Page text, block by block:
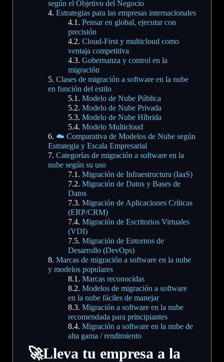
según el Objetivo del Negocio
Estrategias para las empresas internacionales
Pensar en global, ejecutar con
precisión
Cloud-First y multicloud como
ventaja competitiva
Gobernanza y control en la
migración
Clases de migración a software en la nube
en función del estilo
Modelo de Nube Pública
Modelo de Nube Privada
Modelo de Nube Híbrida
Modelo Multicloud
☁️ Comparativa de Modelos de Nube según
Estrategia y Escala Empresarial
Categorías de migración a software en la
nube según su uso
Migración de Infraestructura (IaaS)
Migración de Datos y Bases de
Datos
Migración de Aplicaciones Críticas
(ERP/CRM)
Migración de Escritorios Virtuales
(VDI)
Migración de Entornos de
Desarrollo (DevOps)
Marcas de migración a software en la nube
y modelos populares
Marcas reconocidas
Modelos de migración a software
en la nube fáciles de manejar
Migración a software en la nube
recomendada para principiantes
Migración a software en la nube de
alta gama / rendimiento
🚀Lleva tu empresa a la